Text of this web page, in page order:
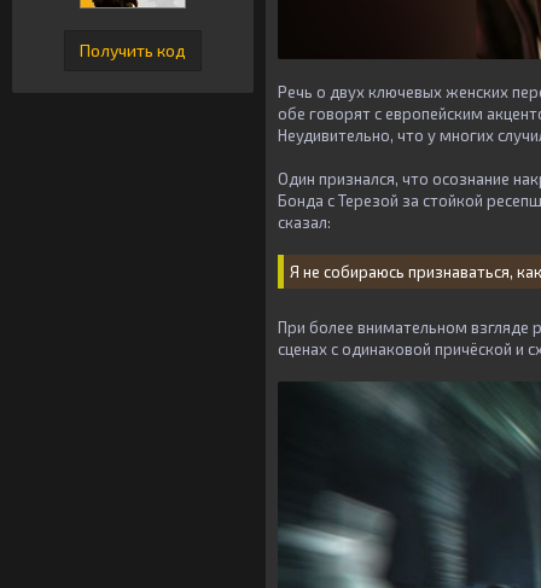
Речь о двух ключевых женских
обе говорят с европейским
Неудивительно, что у многих
Один признался, что осознание
Бонда с Терезой за стойкой
сказал:
Я не собираюсь признаваться,
При более внимательном взгляде
сценах с одинаковой причёской